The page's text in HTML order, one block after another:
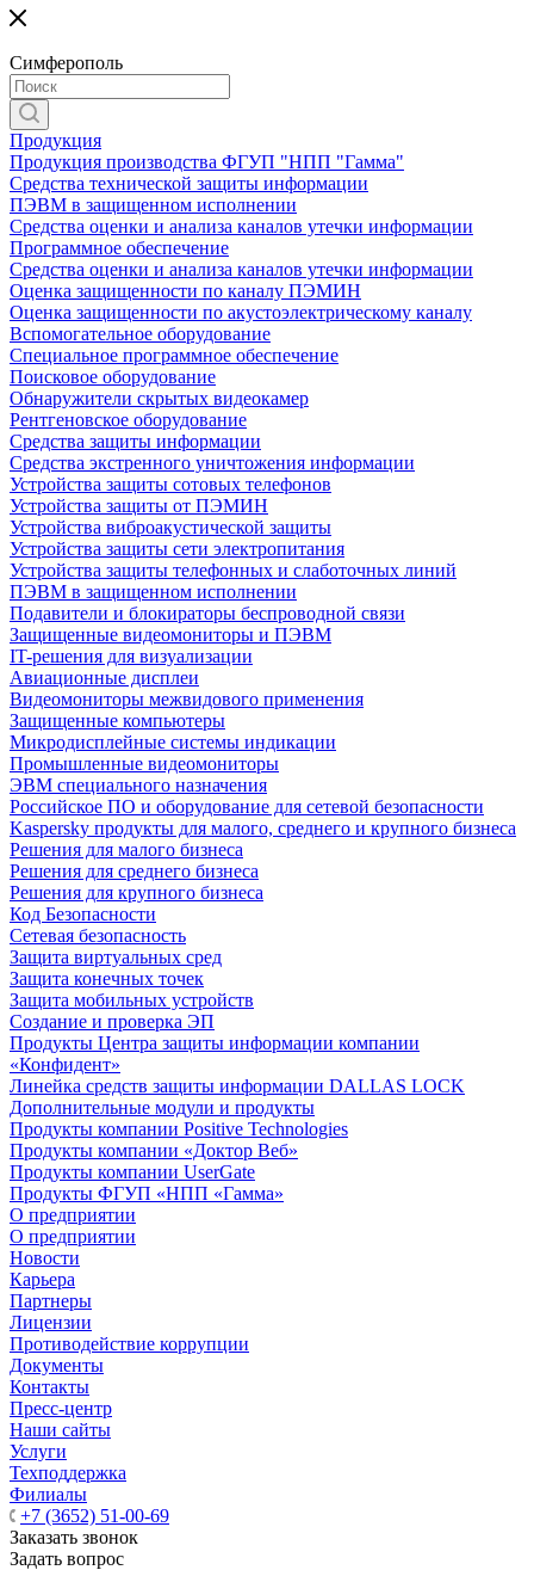
Симферополь
Продукция
Продукция производства ФГУП "НПП "Гамма"
Средства технической защиты информации
ПЭВМ в защищенном исполнении
Средства оценки и анализа каналов утечки информации
Программное обеспечение
Средства оценки и анализа каналов утечки информации
Оценка защищенности по каналу ПЭМИН
Оценка защищенности по акустоэлектрическому каналу
Вспомогательное оборудование
Специальное программное обеспечение
Поисковое оборудование
Обнаружители скрытых видеокамер
Рентгеновское оборудование
Средства защиты информации
Средства экстренного уничтожения информации
Устройства защиты сотовых телефонов
Устройства защиты от ПЭМИН
Устройства виброакустической защиты
Устройства защиты сети электропитания
Устройства защиты телефонных и слаботочных линий
ПЭВМ в защищенном исполнении
Подавители и блокираторы беспроводной связи
Защищенные видеомониторы и ПЭВМ
IT-решения для визуализации
Авиационные дисплеи
Видеомониторы межвидового применения
Защищенные компьютеры
Микродисплейные системы индикации
Промышленные видеомониторы
ЭВМ специального назначения
Российское ПО и оборудование для сетевой безопасности
Kaspersky продукты для малого, среднего и крупного бизнеса
Решения для малого бизнеса
Решения для среднего бизнеса
Решения для крупного бизнеса
Код Безопасности
Сетевая безопасность
Защита виртуальных сред
Защита конечных точек
Защита мобильных устройств
Создание и проверка ЭП
Продукты Центра защиты информации компании
«Конфидент»
Линейка средств защиты информации DALLAS LOCK
Дополнительные модули и продукты
Продукты компании Positive Technologies
Продукты компании «Доктор Веб»
Продукты компании UserGate
Продукты ФГУП «НПП «Гамма»
О предприятии
О предприятии
Новости
Карьера
Партнеры
Лицензии
Противодействие коррупции
Документы
Контакты
Пресс-центр
Наши сайты
Услуги
Техподдержка
Филиалы
+7 (3652) 51-00-69
Заказать звонок
Задать вопрос